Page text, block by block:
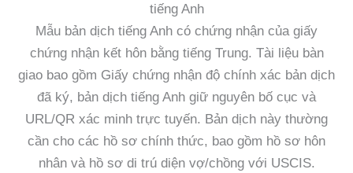
tiếng Anh
Mẫu bản dịch tiếng Anh có chứng nhận của giấy
chứng nhận kết hôn bằng tiếng Trung. Tài liệu bàn
giao bao gồm Giấy chứng nhận độ chính xác bản dịch
đã ký, bản dịch tiếng Anh giữ nguyên bố cục và
URL/QR xác minh trực tuyến. Bản dịch này thường
cần cho các hồ sơ chính thức, bao gồm hồ sơ hôn
nhân và hồ sơ di trú diện vợ/chồng với USCIS.